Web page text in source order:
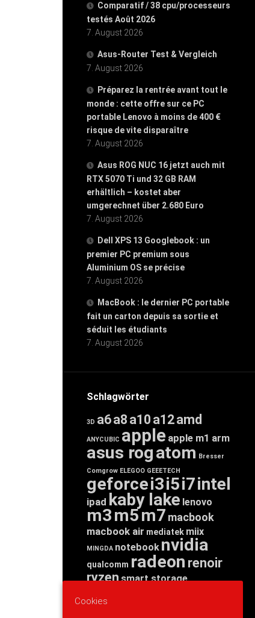
Comparatif / 38 cpu/processeurs
testés Août 2026
7. August 2026
Asus-Router Test & Vergleich
7. August 2026
Préparez la rentrée avant tout le
monde : cette offre sur ce PC
portable Lenovo à moins de 400 €
risque de vite disparaître
7. August 2026
Asus ROG NUC 16 jetzt auch mit
RTX 5070 Ti und 32 GB RAM
erhältlich – kostet aber
umgerechnet über 2.680 Euro
7. August 2026
Dell XPS 13 Googlebook : un
premier PC premium sous
Aluminium OS se précise
7. August 2026
MacBook : le dernier PC portable
fait un carton depuis sa sortie et
séduit les étudiants
7. August 2026
Schlagwörter
3D a6a8 a10 a12amd
ANYCUBIC apple apple m1 arm
asus rogatom Bresser
Comgrow ELEGOO GEEETECH
geforcei3i5i7intel
ipad kaby lake lenovo
m3m5m7 macbook
macbook air mediatek miix
MINGDA notebook nvidia
qualcomm radeon renoir
ryzensmart storage
threadripper
Cookies